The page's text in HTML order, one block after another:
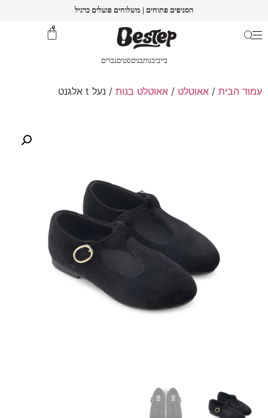
הסניפים פתוחים | משלוחים פועלים כרגיל
0
בייביבנותבניםסטיםגברים
עמוד הבית / אאוטלט / אאוטלט בנות / נעל t אלגנט